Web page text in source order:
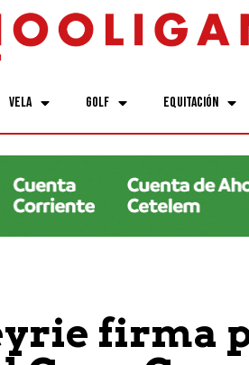
Vela Golf Equitación
firma